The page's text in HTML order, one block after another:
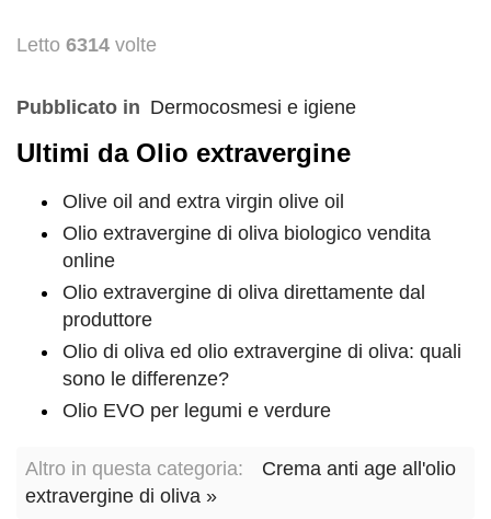
Letto 6314 volte
Pubblicato in Dermocosmesi e igiene
Ultimi da Olio extravergine
Olive oil and extra virgin olive oil
Olio extravergine di oliva biologico vendita
online
Olio extravergine di oliva direttamente dal
produttore
Olio di oliva ed olio extravergine di oliva: quali
sono le differenze?
Olio EVO per legumi e verdure
Altro in questa categoria:
Crema anti age all'olio
extravergine di oliva »